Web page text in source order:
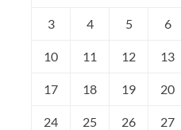
3 4 5 6
10 11 12 13
17 18 19 20
24 25 26 27